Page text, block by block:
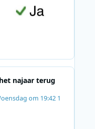
najaar terug
om 19:42 1